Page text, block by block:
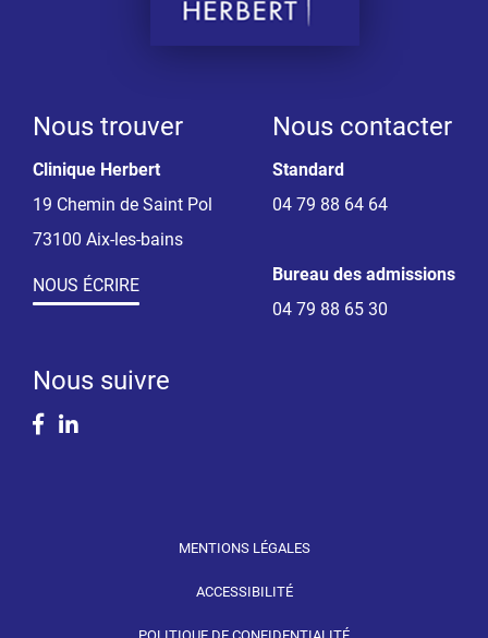
Nous trouver
Clinique Herbert
19 Chemin de Saint Pol
73100 Aix-les-bains
NOUS ÉCRIRE
Nous contacter
Standard
04 79 88 64 64
Bureau des admissions
04 79 88 65 30
Nous suivre
Facebook
Linkedin
MENTIONS LÉGALES
ACCESSIBILITÉ